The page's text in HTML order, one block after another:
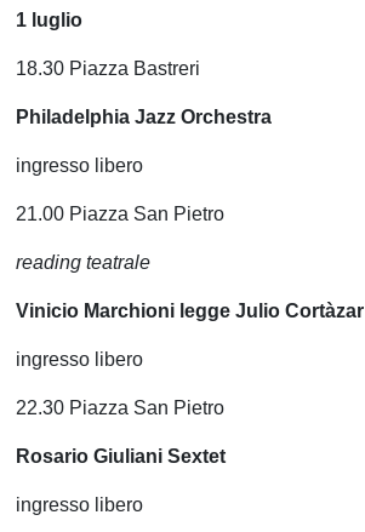
1 luglio
18.30 Piazza Bastreri
Philadelphia Jazz Orchestra
ingresso libero
21.00 Piazza San Pietro
reading teatrale
Vinicio Marchioni legge Julio Cortàzar
ingresso libero
22.30 Piazza San Pietro
Rosario Giuliani Sextet
ingresso libero